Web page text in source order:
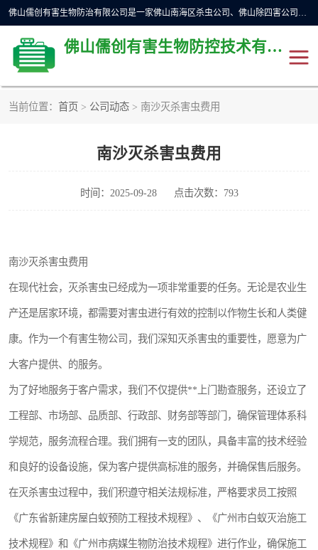
佛山儒创有害生物防治有限公司是一家佛山南海区杀虫公司、佛山除四害公司、佛山灭白蚁公司、佛山白蚁防治公司，让您远离虫害困扰。要问佛山白蚁防治哪家好？佛山儒创有害生物防治有限公司全佛山、广州，正规公司，上门勘查，可靠，售后有保障。
佛山儒创有害生物防控技术有限公司
当前位置： 首页 > 公司动态 > 南沙灭杀害虫费用
南沙灭杀害虫费用
时间：2025-09-28 点击次数：793
南沙灭杀害虫费用
在现代社会，灭杀害虫已经成为一项非常重要的任务。无论是农业生
产还是居家环境，都需要对害虫进行有效的控制以作物生长和人类健
康。作为一个有害生物公司，我们深知灭杀害虫的重要性，愿意为广
大客户提供、的服务。
为了好地服务于客户需求，我们不仅提供**上门勘查服务，还设立了
工程部、市场部、品质部、行政部、财务部等部门，确保管理体系科
学规范，服务流程合理。我们拥有一支的团队，具备丰富的技术经验
和良好的设备设施，保为客户提供高标准的服务，并确保售后服务。
在灭杀害虫过程中，我们积遵守相关法规标准，严格要求员工按照
《广东省新建房屋白蚁预防工程技术规程》、《广州市白蚁灭治施工
技术规程》和《广州市病媒生物防治技术规程》进行作业，确保施工
佛山白蚁防治公司
佛山灭白蚁公司 佛山杀虫公司
灭蜱虫
灭蚊虫 灭蟑螂
白蚁工程
病媒生物防治 有害生物防治